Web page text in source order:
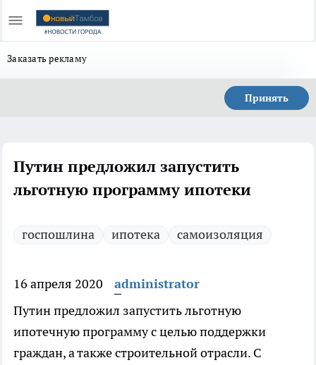
Заказать рекламу
Принять
Путин предложил запустить
льготную программу ипотеки
госпошлина ипотека самоизоляция
16 апреля 2020
administrator
Путин предложил запустить льготную
ипотечную программу с целью поддержки
граждан, а также строительной отрасли. С